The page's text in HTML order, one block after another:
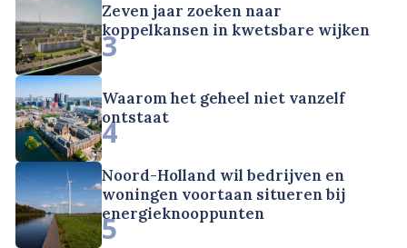
Zeven jaar zoeken naar
koppelkansen in kwetsbare wijken
3
Waarom het geheel niet vanzelf
ontstaat
4
Noord-Holland wil bedrijven en
woningen voortaan situeren bij
energieknooppunten
5